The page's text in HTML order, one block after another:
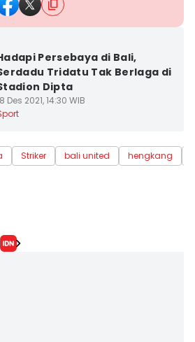
Persebaya di Bali,
Tridatu Tak Berlaga di
Dipta
Des 2021, 14:30 WIB
Striker bali united hengkang